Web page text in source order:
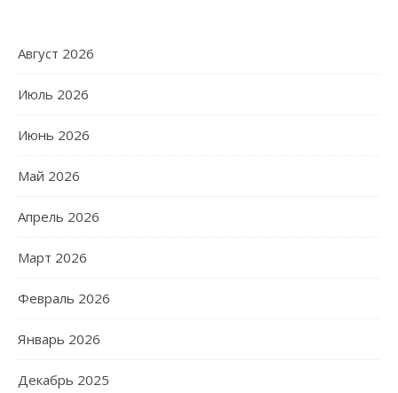
Август 2026
Июль 2026
Июнь 2026
Май 2026
Апрель 2026
Март 2026
Февраль 2026
Январь 2026
Декабрь 2025